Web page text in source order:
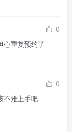
0
心重复预约了
0
不难上手吧